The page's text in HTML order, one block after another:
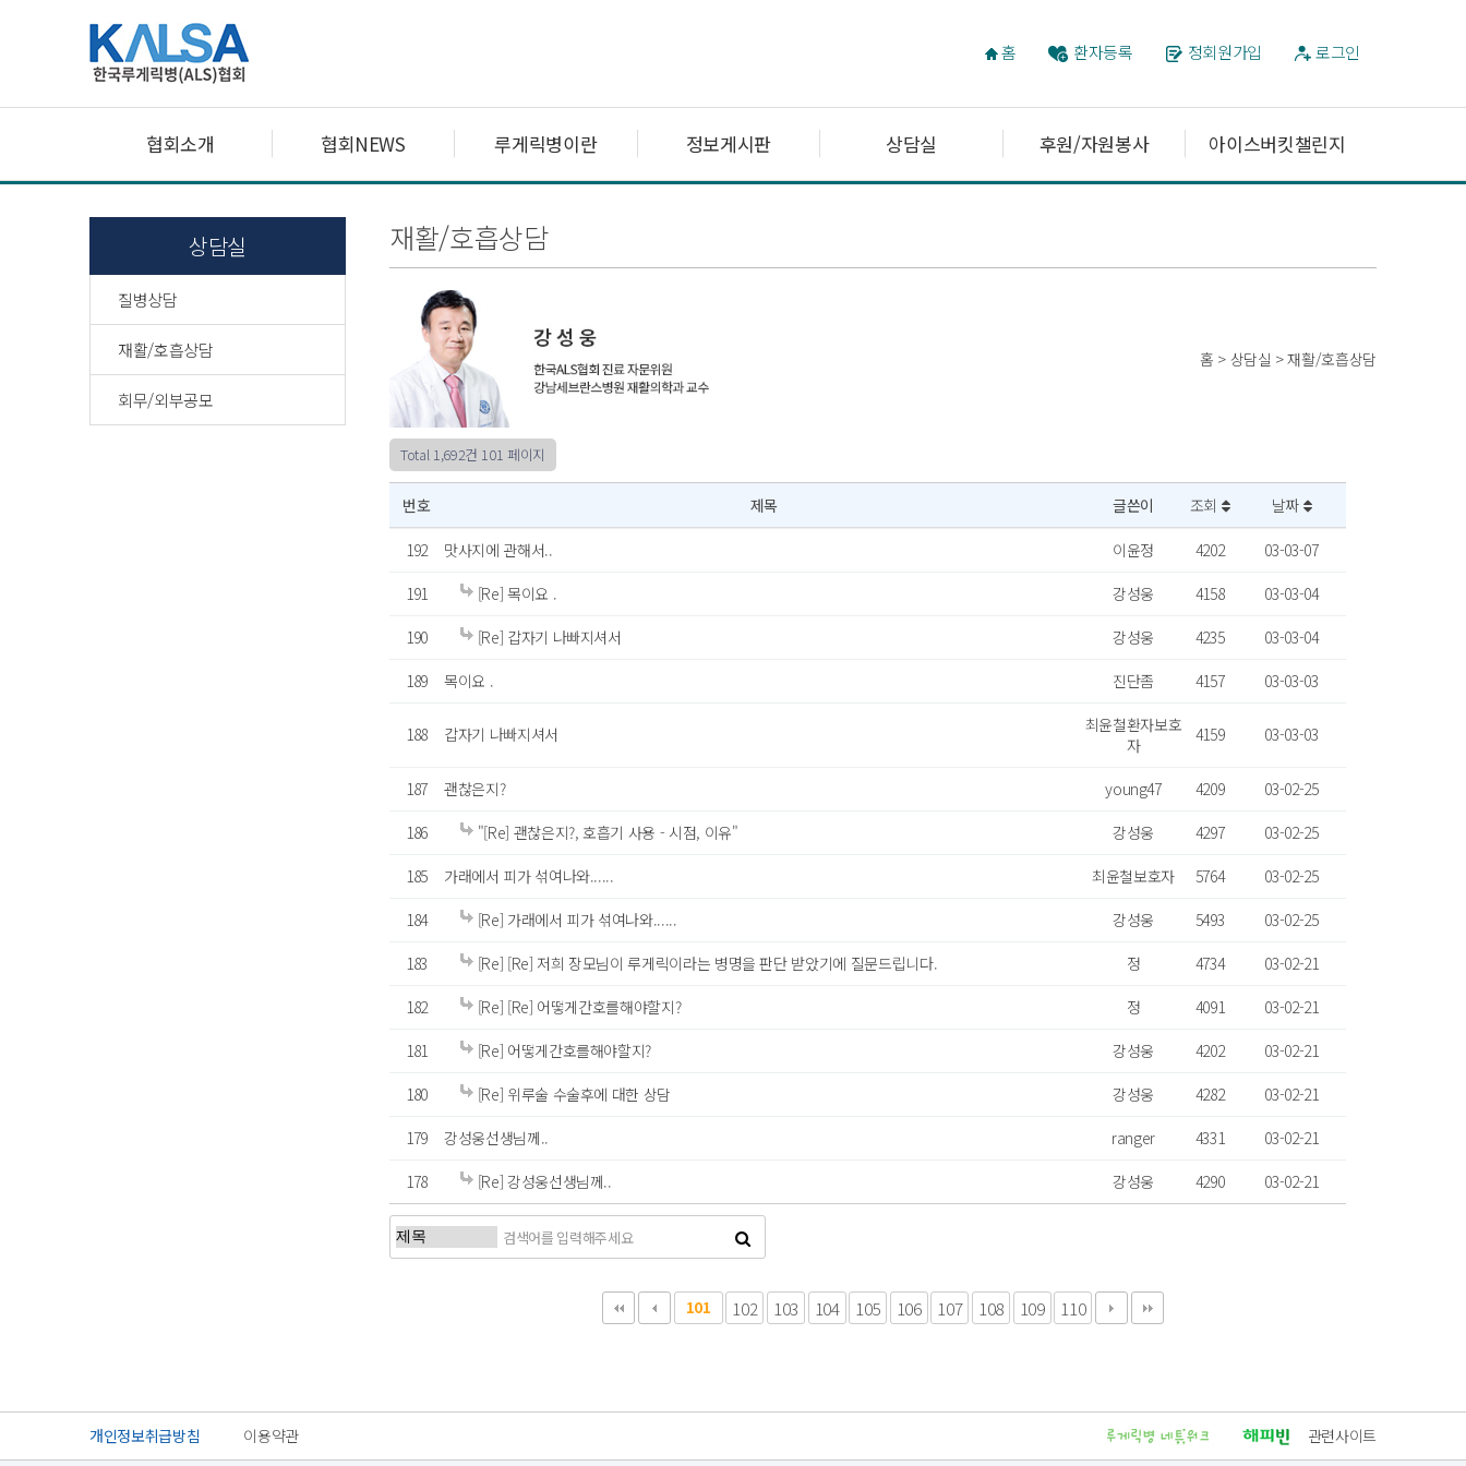
홈 환자등록 정회원가입 로그인
협회소개 협회NEWS 루게릭병이란 정보게시판 상담실 후원/자원봉사 아이스버킷챌린지
상담실
질병상담
재활/호흡상담
회무/외부공모
재활/호흡상담
홈 > 상담실 > 재활/호흡상담
Total 1,692건 101 페이지
번호 제목 글쓴이 조회 날짜
192 맛사지에 관해서.. 이윤정 4202
03-03-07
191
[Re] 목이요 . 강성웅 4158
03-03-04
190
[Re] 갑자기 나빠지셔서 강성웅 4235
03-03-04
189
목이요 . 진단좀 4157 03-03-03
188 갑자기 나빠지셔서
최윤철환자보호
자
4159 03-03-03
187 괜찮은지? young47 4209
03-02-25
186
"[Re] 괜찮은지?, 호흡기 사용 - 시점, 이유" 강성웅 4297
03-02-25
185
가래에서 피가 섞여나와...... 최윤철보호자 5764
03-02-25
184
[Re] 가래에서 피가 섞여나와...... 강성웅 5493
03-02-25
183
[Re] [Re] 저희 장모님이 루게릭이라는 병명을 판단 받았기에 질문드립니다. 정 4734
03-02-21
182
[Re] [Re] 어떻게간호를해야할지? 정 4091
03-02-21
181
[Re] 어떻게간호를해야할지? 강성웅 4202
03-02-21
180
[Re] 위루술 수술후에 대한 상담 강성웅 4282
03-02-21
179
강성웅선생님께.. ranger 4331
03-02-21
178
[Re] 강성웅선생님께.. 강성웅 4290 03-02-21
101 102 103 104 105 106 107 108 109 110
맨끝
개인정보취급방침 이용약관 관련사이트